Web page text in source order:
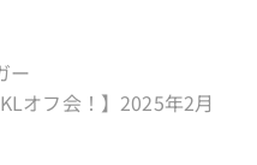
ー
オフ会！】2025年2月